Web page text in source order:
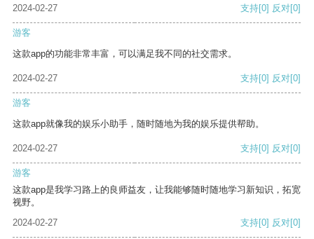
2024-02-27
支持[0] 反对[0]
游客
这款app的功能非常丰富，可以满足我不同的社交需求。
2024-02-27 支持[0] 反对[0]
游客
这款app就像我的娱乐小助手，随时随地为我的娱乐提供帮助。
2024-02-27 支持[0] 反对[0]
游客
这款app是我学习路上的良师益友，让我能够随时随地学习新知识，拓宽
视野。
2024-02-27
支持[0] 反对[0]